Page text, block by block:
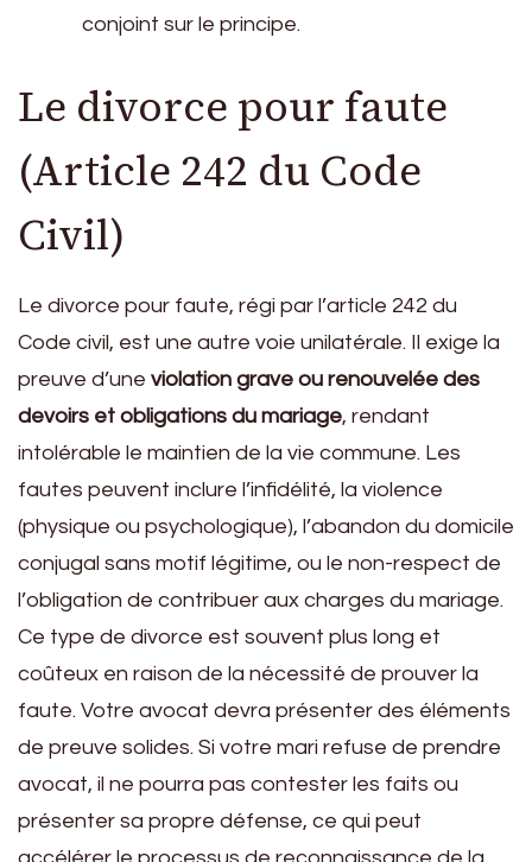
conjoint sur le principe.
Le divorce pour faute
(Article 242 du Code
Civil)
Le divorce pour faute, régi par l’article 242 du
Code civil, est une autre voie unilatérale. Il exige la
preuve d’une violation grave ou renouvelée des
devoirs et obligations du mariage, rendant
intolérable le maintien de la vie commune. Les
fautes peuvent inclure l’infidélité, la violence
(physique ou psychologique), l’abandon du domicile
conjugal sans motif légitime, ou le non-respect de
l’obligation de contribuer aux charges du mariage.
Ce type de divorce est souvent plus long et
coûteux en raison de la nécessité de prouver la
faute. Votre avocat devra présenter des éléments
de preuve solides. Si votre mari refuse de prendre
avocat, il ne pourra pas contester les faits ou
présenter sa propre défense, ce qui peut